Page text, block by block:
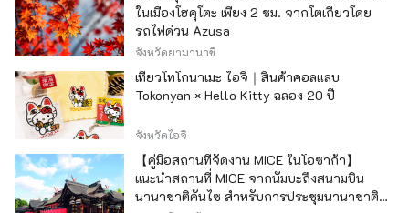
ในเมืองโฮคุโตะ เพียง 2 ชม. จากโตเกียวโดย
รถไฟด่วน Azusa
จังหวัดยามานาชิ
เที่ยวโทโกนาเมะ ไอจิ｜สินค้าคอลแลบ
Tokonyan × Hello Kitty ฉลอง 20 ปี
จังหวัดไอจิ
【คู่มือสถานที่จัดงาน MICE ในโอซาก้า】
แนะนำสถานที่ MICE จากนัมบะถึงสนามบิน
นานาชาติคันไซ สำหรับการประชุมนานาชาติ